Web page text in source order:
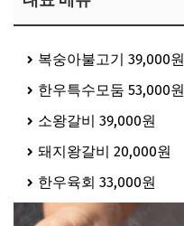
복숭아불고기 39,000원
한우특수모둠 53,000원
소왕갈비 39,000원
돼지왕갈비 20,000원
한우육회 33,000원